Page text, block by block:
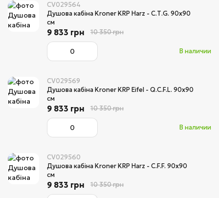
CV029564
Душова кабіна Kroner KRP Harz - C.Т.G. 90x90
см
В наличии
9 833 грн 10 350 грн
CV029569
Душова кабіна Kroner KRP Eifel - Q.C.F.L. 90x90
cм
В наличии
9 833 грн 10 350 грн
CV029560
Душова кабіна Kroner KRP Harz - C.F.F. 90x90
см
9 833 грн 10 350 грн